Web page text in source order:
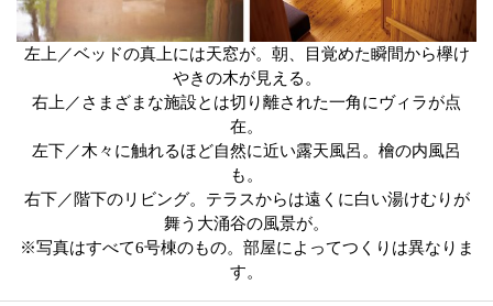
左上／ベッドの真上には天窓が。朝、目覚めた瞬間から欅け
やきの木が見える。
右上／さまざまな施設とは切り離された一角にヴィラが点
在。
左下／木々に触れるほど自然に近い露天風呂。檜の内風呂
も。
右下／階下のリビング。テラスからは遠くに白い湯けむりが
舞う大涌谷の風景が。
※写真はすべて6号棟のもの。部屋によってつくりは異なりま
す。